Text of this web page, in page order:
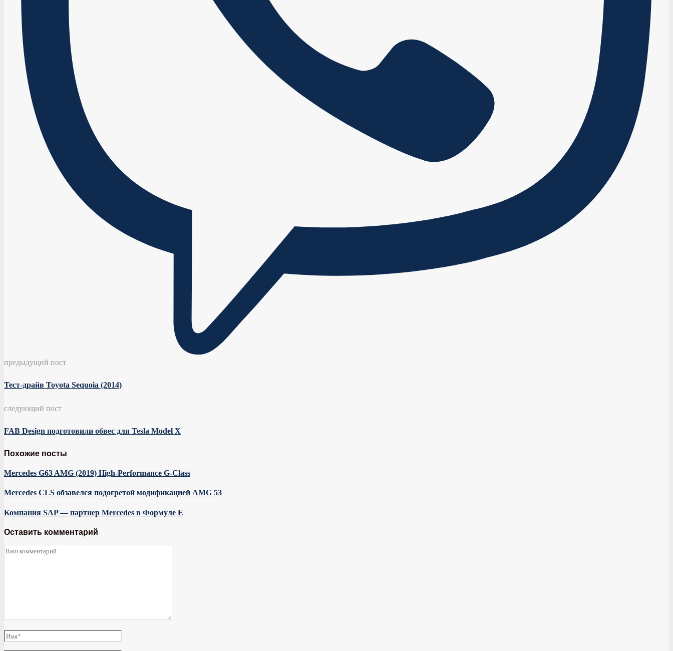
предыдущий пост
Тест-драйв Toyota Sequoia (2014)
следующий пост
FAB Design подготовили обвес для Tesla Model X
Похожие посты
Mercedes G63 AMG (2019) High-Performance G-Class
Mercedes CLS обзавелся подогретой модификацией AMG 53
Компания SAP — партнер Mercedes в Формуле E
Оставить комментарий